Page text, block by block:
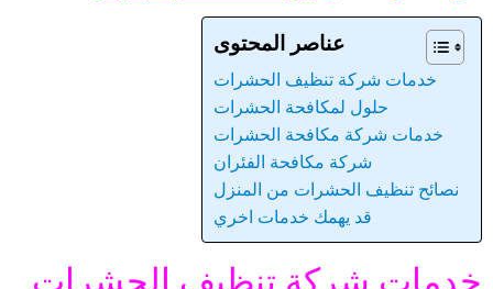
عناصر المحتوى
خدمات شركة تنظيف الحشرات
حلول لمكافحة الحشرات
خدمات شركة مكافحة الحشرات
شركة مكافحة الفئران
نصائح تنظيف الحشرات من المنزل
قد يهمك خدمات اخري